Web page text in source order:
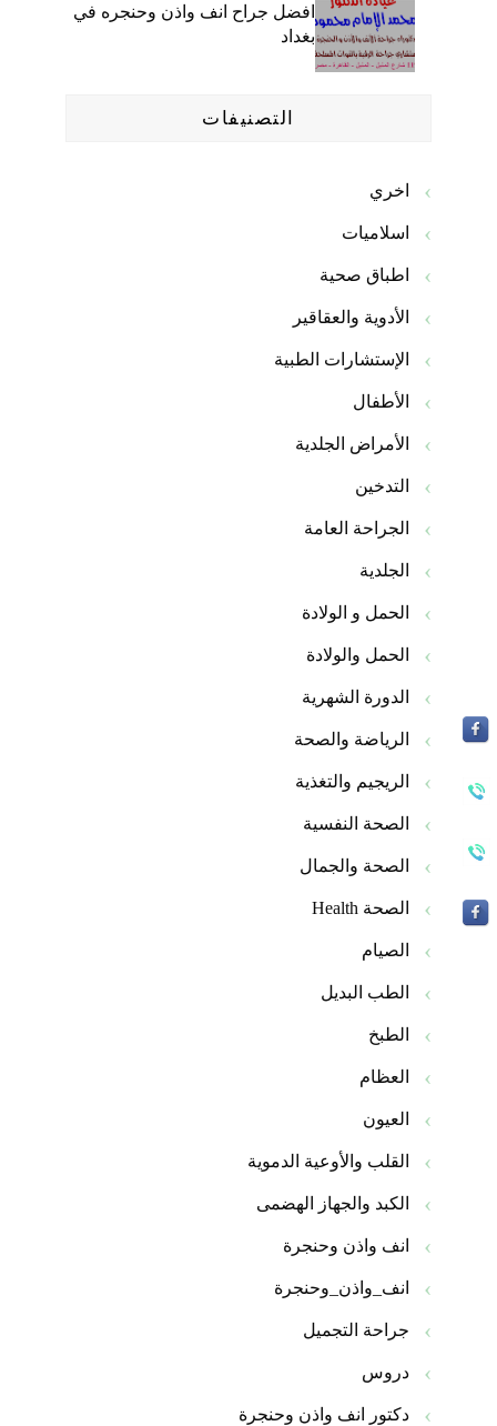
افضل جراح انف واذن وحنجره في
بغداد
التصنيفات
اخري
اسلاميات
اطباق صحية
الأدوية والعقاقير
الإستشارات الطبية
الأطفال
الأمراض الجلدية
التدخين
الجراحة العامة
الجلدية
الحمل و الولادة
الحمل والولادة
الدورة الشهرية
الرياضة والصحة
الريجيم والتغذية
الصحة النفسية
الصحة والجمال
الصحة Health
الصيام
الطب البديل
الطبخ
العظام
العيون
القلب والأوعية الدموية
الكبد والجهاز الهضمى
انف واذن وحنجرة
انف_واذن_وحنجرة
جراحة التجميل
دروس
دكتور انف واذن وحنجرة